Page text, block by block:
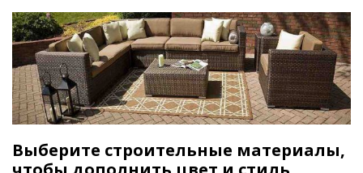
Выберите строительные материалы,